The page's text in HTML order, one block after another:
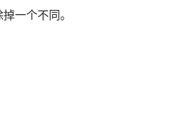
一个不同。